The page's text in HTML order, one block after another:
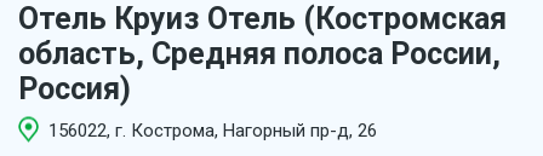
Отель Круиз Отель (Костромская
область, Средняя полоса России,
Россия)
156022, г. Кострома, Нагорный пр-д, 26